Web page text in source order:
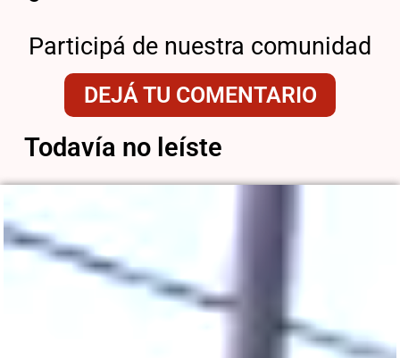
Participá de nuestra comunidad
DEJÁ TU COMENTARIO
Todavía no leíste